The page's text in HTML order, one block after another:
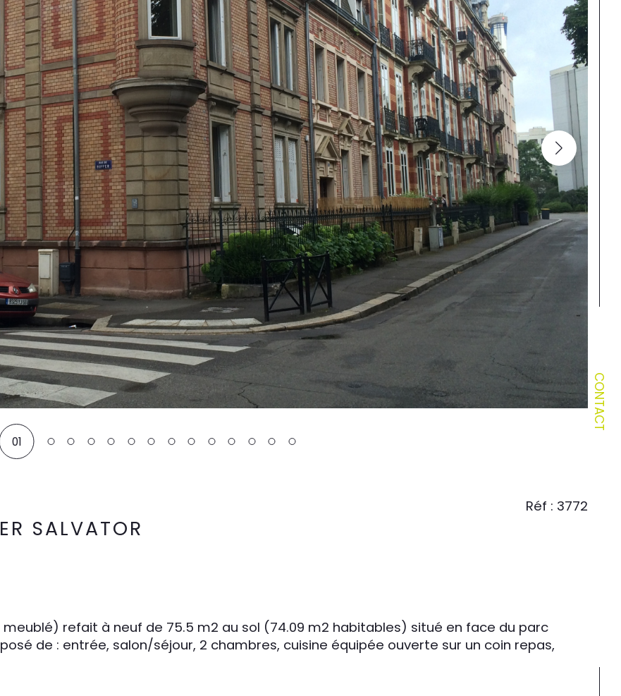
CONTACT
01
SALVATOR
Réf : 3772
meublé) refait à neuf de 75.5 m2 au sol (74.09 m2 habitables) situé en face du parc
de : entrée, salon/séjour, 2 chambres, cuisine équipée ouverte sur un coin repas,